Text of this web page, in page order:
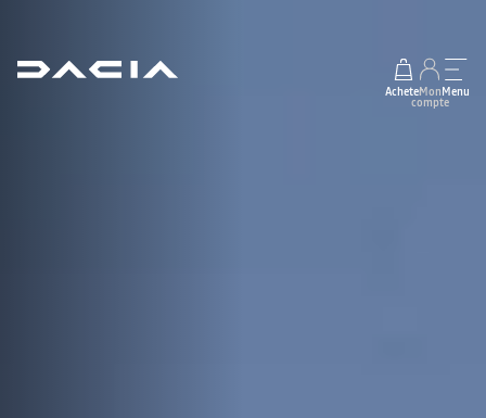
AcheterMon
compte
Menu